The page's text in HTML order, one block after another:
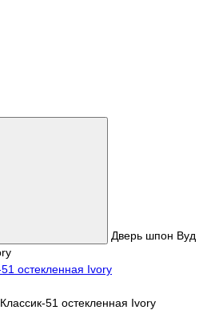
Дверь шпон Вуд
51 остекленная Ivory